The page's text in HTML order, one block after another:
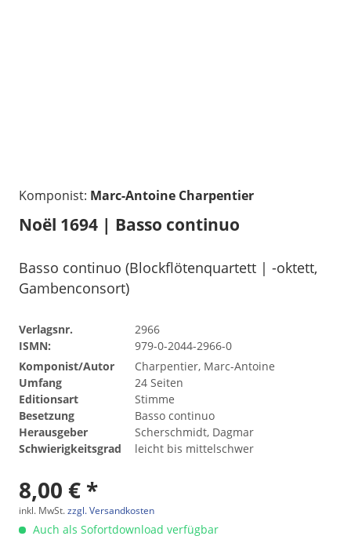
Komponist: Marc-Antoine Charpentier
Noël 1694 | Basso continuo
Basso continuo (Blockflötenquartett | -oktett,
Gambenconsort)
Verlagsnr.
2966
ISMN:
979-0-2044-2966-0
Komponist/Autor
Charpentier, Marc-Antoine
Umfang
24 Seiten
Editionsart
Stimme
Besetzung
Basso continuo
Herausgeber
Scherschmidt, Dagmar
Schwierigkeitsgrad
leicht bis mittelschwer
8,00 € *
inkl. MwSt.zzgl. Versandkosten
Auch als Sofortdownload verfügbar